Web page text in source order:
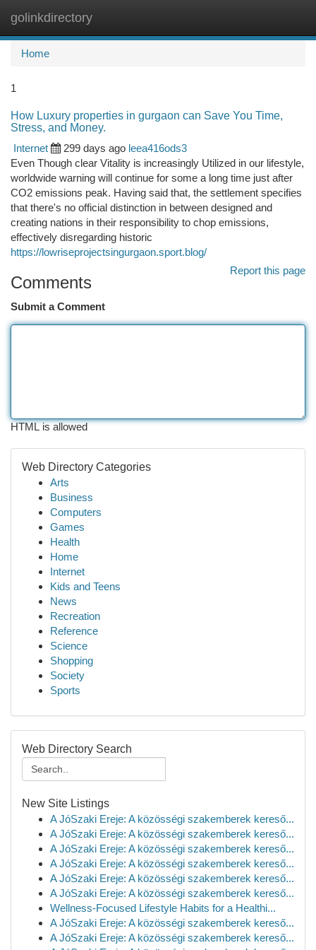
golinkdirectory
Home
1
How Luxury properties in gurgaon can Save You Time,
Stress, and Money.
Internet
299 days ago leea416ods3
Even Though clear Vitality is increasingly Utilized in our lifestyle,
worldwide warning will continue for some a long time just after
CO2 emissions peak. Having said that, the settlement specifies
that there's no official distinction in between designed and
creating nations in their responsibility to chop emissions,
effectively disregarding historic
https://lowriseprojectsingurgaon.sport.blog/
Report this page
Comments
Submit a Comment
HTML is allowed
Web Directory Categories
Arts
Business
Computers
Games
Health
Home
Internet
Kids and Teens
News
Recreation
Reference
Science
Shopping
Society
Sports
Web Directory Search
New Site Listings
A JóSzaki Ereje: A közösségi szakemberek kereső...
A JóSzaki Ereje: A közösségi szakemberek kereső...
A JóSzaki Ereje: A közösségi szakemberek kereső...
A JóSzaki Ereje: A közösségi szakemberek kereső...
A JóSzaki Ereje: A közösségi szakemberek kereső...
A JóSzaki Ereje: A közösségi szakemberek kereső...
Wellness-Focused Lifestyle Habits for a Healthi...
A JóSzaki Ereje: A közösségi szakemberek kereső...
A JóSzaki Ereje: A közösségi szakemberek kereső...